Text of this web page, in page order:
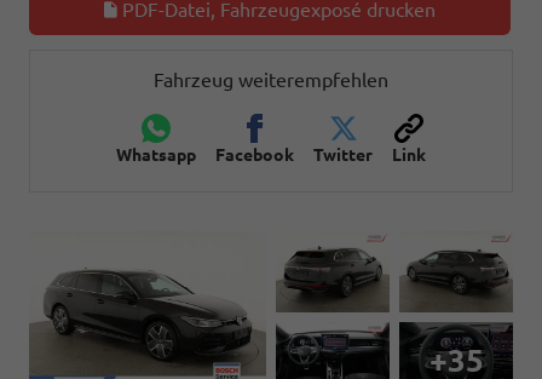
PDF-Datei, Fahrzeugexposé drucken
Fahrzeug weiterempfehlen
Whatsapp Facebook Twitter Link
+35